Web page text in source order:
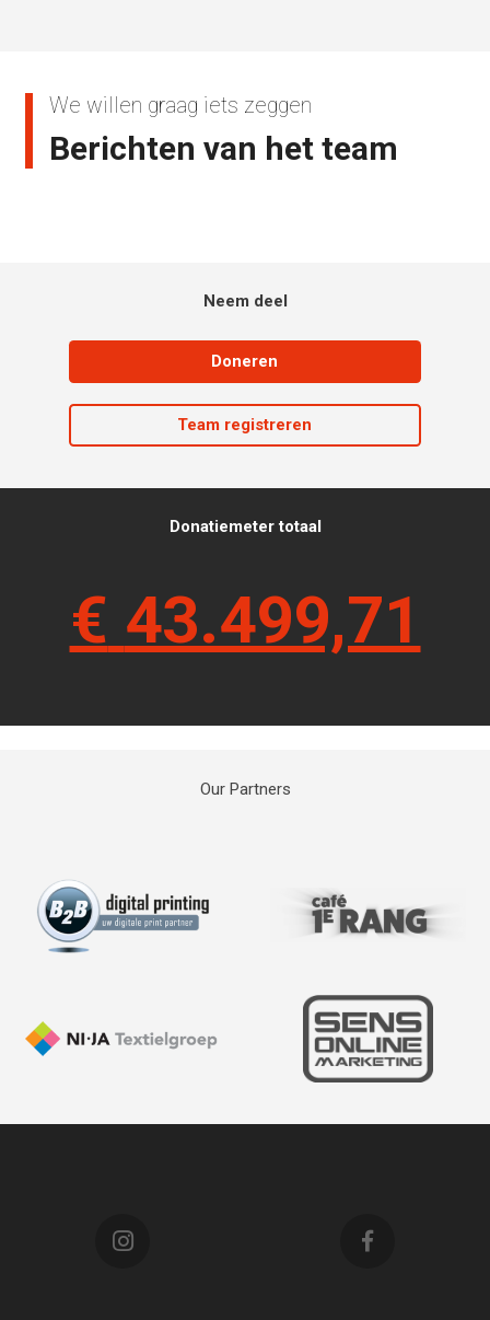
We willen graag iets zeggen
Berichten van het team
Neem deel
Doneren
Team registreren
Donatiemeter totaal
€ 43.499,71
Our Partners